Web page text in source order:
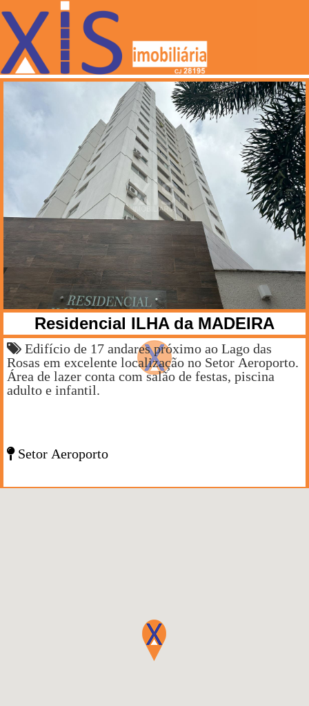
Residencial ILHA da MADEIRA
Edifício de 17 andares próximo ao Lago das
Rosas em excelente localização no Setor Aeroporto.
Área de lazer conta com salão de festas, piscina
adulto e infantil.
Setor Aeroporto